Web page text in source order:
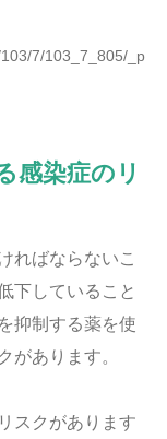
7/103_7_805/_p
感染症のリ
ればならないこ
下していること
抑制する薬を使
があります。
スクがあります